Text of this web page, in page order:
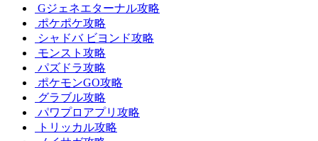
Gジェネエターナル攻略
ポケポケ攻略
シャドバ ビヨンド攻略
モンスト攻略
パズドラ攻略
ポケモンGO攻略
グラブル攻略
パワプロアプリ攻略
トリッカル攻略